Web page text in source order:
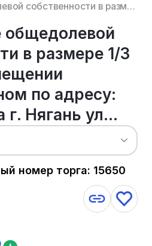
доля в праве общедолевой собственности в размере 1/3 в жилом помещении расположенном по адресу: ХМАО...
общедолевой
в размере 1/3
по адресу:
Нягань ул...
номер торга: 15650